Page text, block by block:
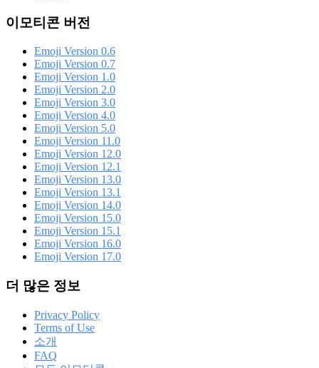
이모티콘 버전
Emoji Version 0.6
Emoji Version 0.7
Emoji Version 1.0
Emoji Version 2.0
Emoji Version 3.0
Emoji Version 4.0
Emoji Version 5.0
Emoji Version 11.0
Emoji Version 12.0
Emoji Version 12.1
Emoji Version 13.0
Emoji Version 13.1
Emoji Version 14.0
Emoji Version 15.0
Emoji Version 15.1
Emoji Version 16.0
Emoji Version 17.0
더 많은 정보
Privacy Policy
Terms of Use
소개
FAQ